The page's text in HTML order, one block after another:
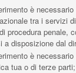
è
tra i servizi
procedura penale,
a disposizione dal
è
tua o di terze parti;